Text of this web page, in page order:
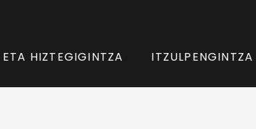
HIZTEGIGINTZA ITZULPENGINTZA